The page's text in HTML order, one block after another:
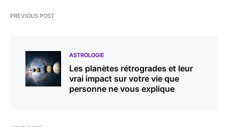
PREVIOUS POST
ASTROLOGIE
Les planètes rétrogrades et leur
vrai impact sur votre vie que
personne ne vous explique